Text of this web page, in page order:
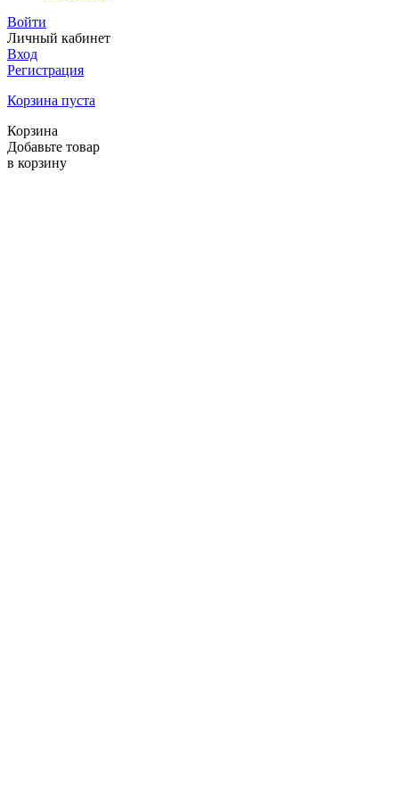
Войти
Личный кабинет
Вход
Регистрация
Корзина пуста
Корзина
Добавьте товар
в корзину